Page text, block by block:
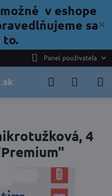
✕
v eshope
sa
to.
Panel používateľa
4